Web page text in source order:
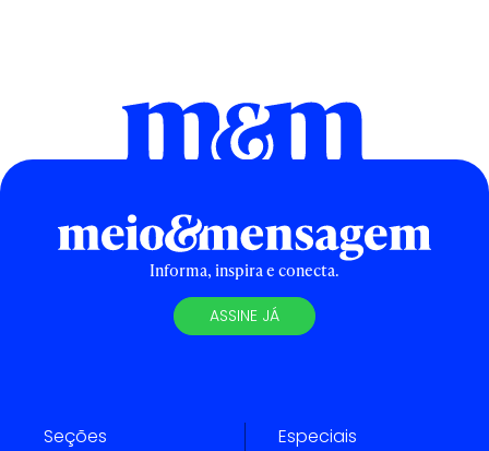
Informa, inspira e conecta.
ASSINE JÁ
Seções Especiais